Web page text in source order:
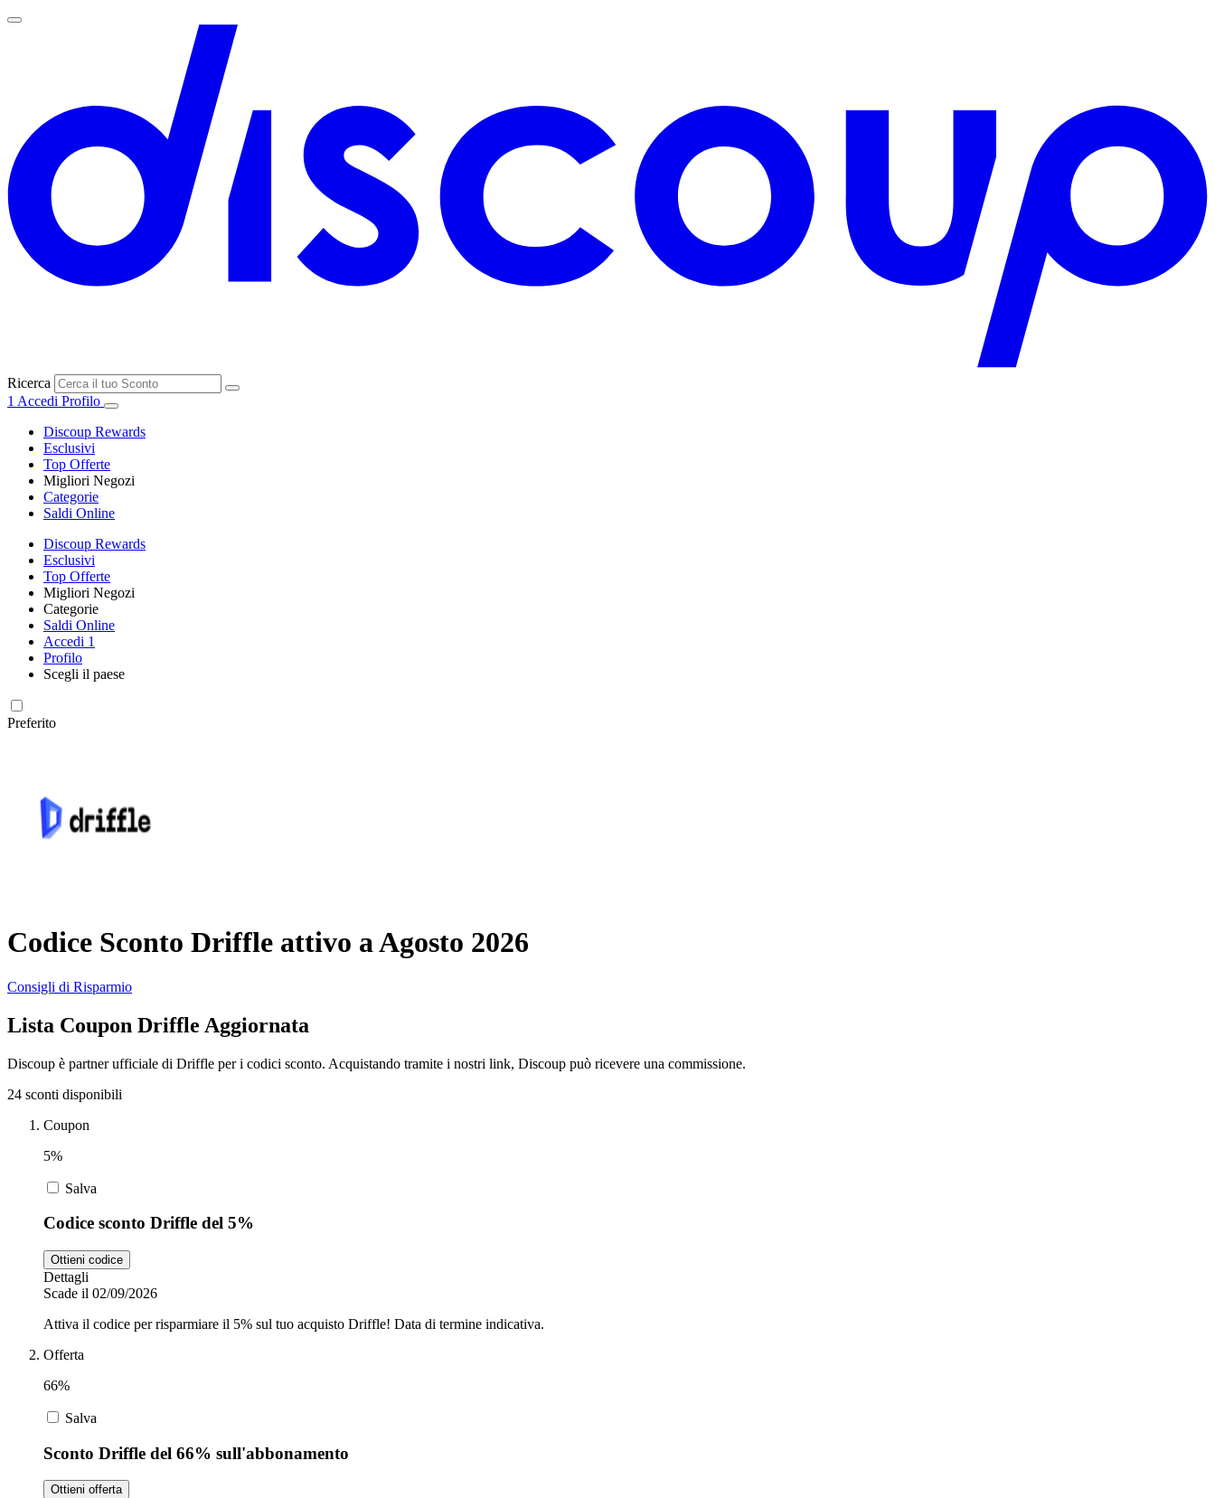
Ricerca
1 Accedi Profilo
Discoup Rewards
Esclusivi
Top Offerte
Migliori Negozi
Categorie
Saldi Online
Discoup Rewards
Esclusivi
Top Offerte
Migliori Negozi
Categorie
Saldi Online
Accedi 1
Profilo
Scegli il paese
Preferito
Codice Sconto Driffle attivo a Agosto 2026
Consigli di Risparmio
Lista Coupon Driffle Aggiornata
Discoup è partner ufficiale di Driffle per i codici sconto. Acquistando tramite i nostri link, Discoup può ricevere una commissione.
24 sconti disponibili
Coupon
5%
Salva
Codice sconto Driffle del 5%
Ottieni codice
Dettagli
Scade il 02/09/2026
Attiva il codice per risparmiare il 5% sul tuo acquisto Driffle! Data di termine indicativa.
Offerta
66%
Salva
Sconto Driffle del 66% sull'abbonamento
Ottieni offerta